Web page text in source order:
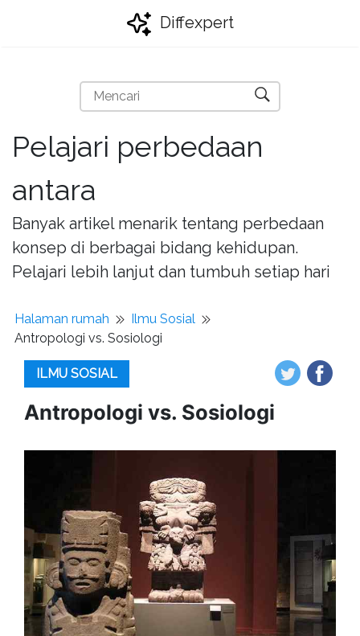
Diffexpert
Pelajari perbedaan
antara
Banyak artikel menarik tentang perbedaan
konsep di berbagai bidang kehidupan.
Pelajari lebih lanjut dan tumbuh setiap hari
Halaman rumah
Ilmu Sosial
Antropologi vs. Sosiologi
ILMU SOSIAL
Antropologi vs. Sosiologi